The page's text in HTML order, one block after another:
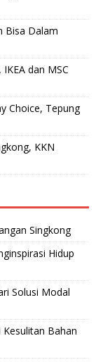
Bisa Dalam
IKEA dan MSC
Choice, Tepung
KKN
Singkong
Hidup
Solusi Modal
Bahan